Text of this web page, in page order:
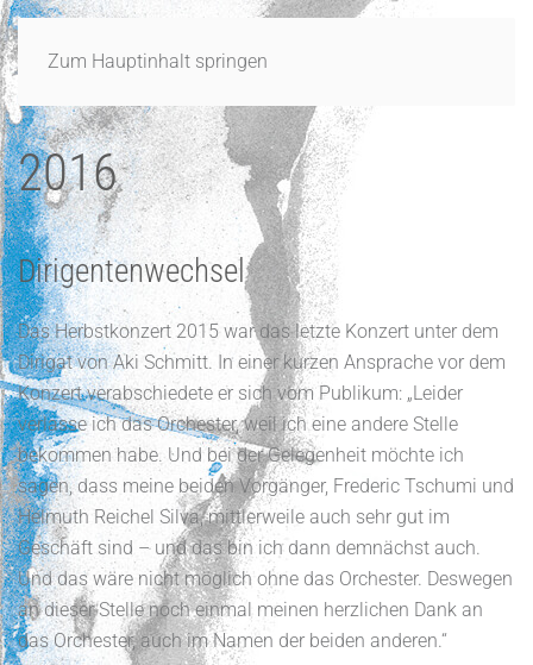
Zum Hauptinhalt springen
2016
Dirigentenwechsel
Das Herbstkonzert 2015 war das letzte Konzert unter dem
Dirigat von Aki Schmitt. In einer kurzen Ansprache vor dem
Konzert verabschiedete er sich vom Publikum: „Leider
verlasse ich das Orchester, weil ich eine andere Stelle
bekommen habe. Und bei der Gelegenheit möchte ich
sagen, dass meine beiden Vorgänger, Frederic Tschumi und
Helmuth Reichel Silva, mittlerweile auch sehr gut im
Geschäft sind – und das bin ich dann demnächst auch.
Und das wäre nicht möglich ohne das Orchester. Deswegen
an dieser Stelle noch einmal meinen herzlichen Dank an
das Orchester, auch im Namen der beiden anderen.“